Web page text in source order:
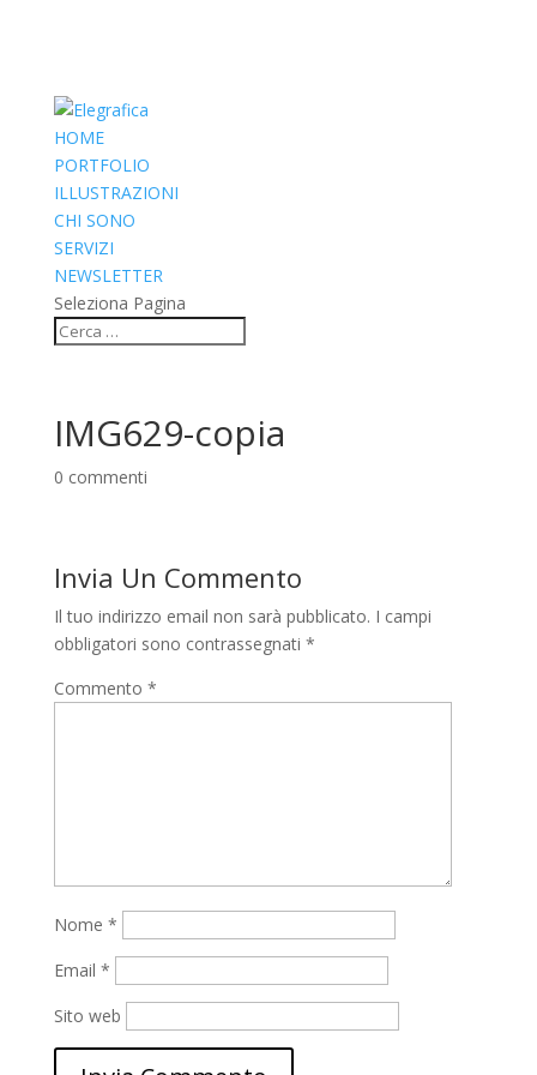
HOME
PORTFOLIO
ILLUSTRAZIONI
CHI SONO
SERVIZI
NEWSLETTER
Seleziona Pagina
IMG629-copia
0 commenti
Invia Un Commento
Il tuo indirizzo email non sarà pubblicato. I campi
obbligatori sono contrassegnati *
Commento *
Nome *
Email *
Sito web